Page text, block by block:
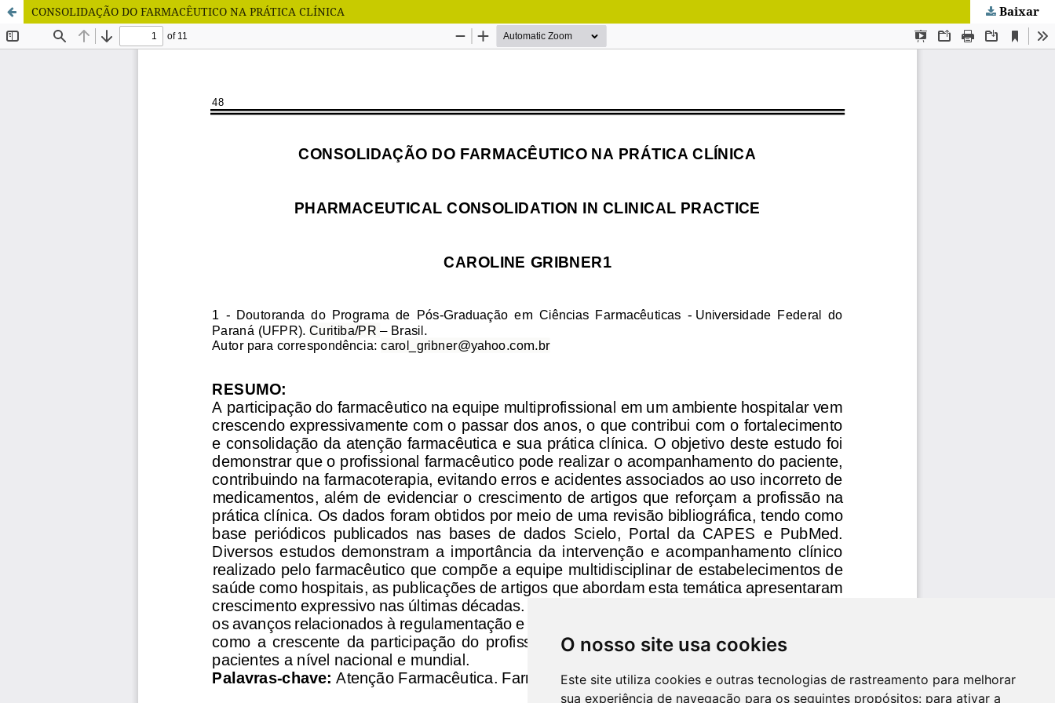
O nosso site usa cookies
Este site utiliza cookies e outras tecnologias de rastreamento para melhorar
sua experiência de navegação para os seguintes propósitos: para ativar a
CONSOLIDAÇÃO DO FARMACÊUTICO NA PRÁTICA CLÍNICA Baixar